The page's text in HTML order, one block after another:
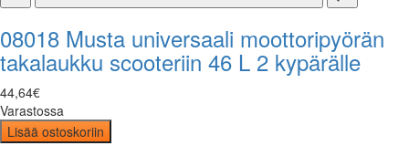
08018 Musta universaali moottoripyörän
takalaukku scooteriin 46 L 2 kypärälle
44,64€
Varastossa
Lisää ostoskoriin